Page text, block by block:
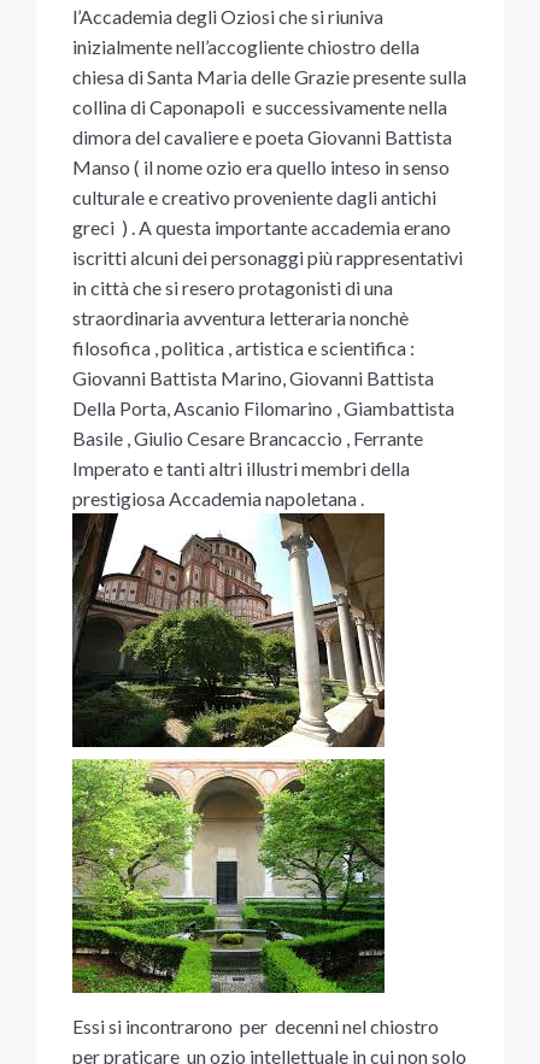
l’Accademia degli Oziosi che si riuniva
inizialmente nell’accogliente chiostro della
chiesa di Santa Maria delle Grazie presente sulla
collina di Caponapoli e successivamente nella
dimora del cavaliere e poeta Giovanni Battista
Manso ( il nome ozio era quello inteso in senso
culturale e creativo proveniente dagli antichi
greci ) . A questa importante accademia erano
iscritti alcuni dei personaggi più rappresentativi
in città che si resero protagonisti di una
straordinaria avventura letteraria nonchè
filosofica , politica , artistica e scientifica :
Giovanni Battista Marino, Giovanni Battista
Della Porta, Ascanio Filomarino , Giambattista
Basile , Giulio Cesare Brancaccio , Ferrante
Imperato e tanti altri illustri membri della
prestigiosa Accademia napoletana .
Essi si incontrarono per decenni nel chiostro
per praticare un ozio intellettuale in cui non solo